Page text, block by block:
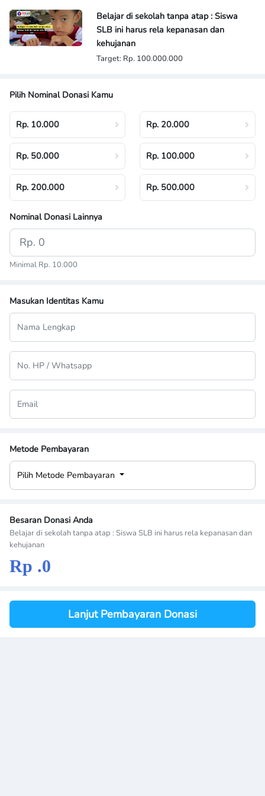
Belajar di sekolah tanpa atap : Siswa
SLB ini harus rela kepanasan dan
kehujanan
Target: Rp. 100.000.000
Pilih Nominal Donasi Kamu
Rp. 10.000 Rp. 20.000
Rp. 50.000 Rp. 100.000
Rp. 200.000 Rp. 500.000
Nominal Donasi Lainnya
Minimal Rp. 10.000
Masukan Identitas Kamu
Metode Pembayaran
Pilih Metode Pembayaran
Besaran Donasi Anda
Belajar di sekolah tanpa atap : Siswa SLB ini harus rela kepanasan dan
kehujanan
Rp .0
Lanjut Pembayaran Donasi